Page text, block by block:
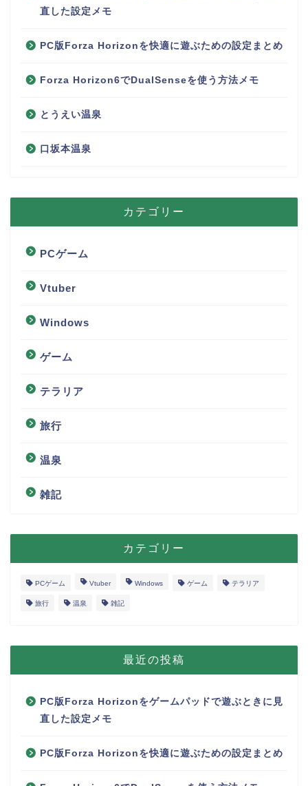
直した設定メモ
PC版Forza Horizonを快適に遊ぶための設定まとめ
Forza Horizon6でDualSenseを使う方法メモ
とうえい温泉
口坂本温泉
カテゴリー
PCゲーム
Vtuber
Windows
ゲーム
テラリア
旅行
温泉
雑記
カテゴリー
PCゲーム Vtuber Windows ゲーム テラリア
旅行 温泉 雑記
最近の投稿
PC版Forza Horizonをゲームパッドで遊ぶときに見
直した設定メモ
PC版Forza Horizonを快適に遊ぶための設定まとめ